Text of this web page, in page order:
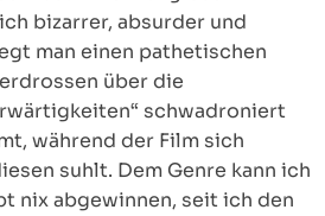
bizarrer, absurder und
man einen pathetischen
über die
schwadroniert
während der Film sich
suhlt. Dem Genre kann ich
nix abgewinnen, seit ich den